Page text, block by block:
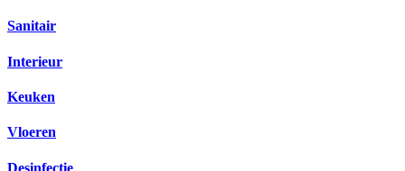
Sanitair
Interieur
Keuken
Vloeren
Desinfectie